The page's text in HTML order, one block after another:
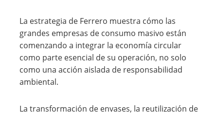
La estrategia de Ferrero muestra cómo las
grandes empresas de consumo masivo están
comenzando a integrar la economía circular
como parte esencial de su operación, no solo
como una acción aislada de responsabilidad
ambiental.
La transformación de envases, la reutilización de